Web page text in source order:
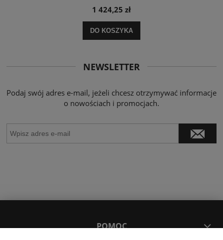
1 424,25 zł
DO KOSZYKA
NEWSLETTER
Podaj swój adres e-mail, jeżeli chcesz otrzymywać informacje
o nowościach i promocjach.
POMOC